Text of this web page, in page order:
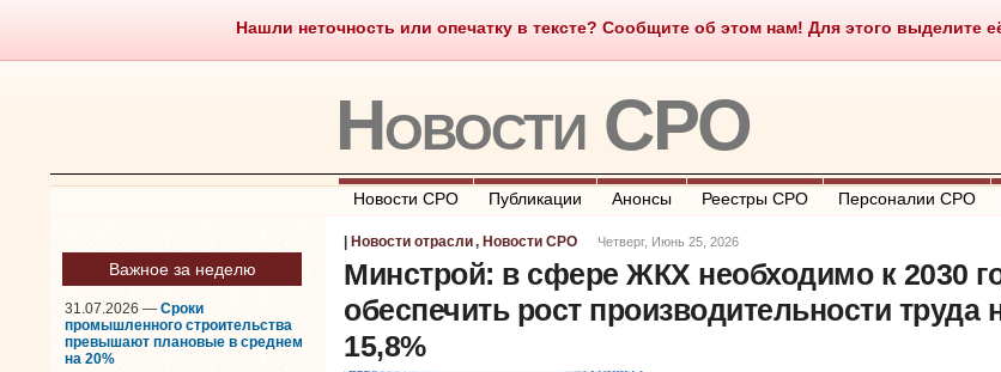
Нашли неточность или опечатку в тексте? Сообщите об этом нам! Для этого выделите
Саморегулирование Что такое СРО О портале Контакты Полезные ссылки
Новости СРО
Новости СРО Публикации Анонсы Реестры СРО Персоналии СРО
Важное за неделю
31.07.2026 — Сроки
промышленного строительства
превышают плановые в среднем
на 20%
Новости отрасли, Новости СРО Четверг, Июнь 25, 2026
Минстрой: в сфере ЖКХ необходимо к 2030
обеспечить рост производительности труда
15,8%